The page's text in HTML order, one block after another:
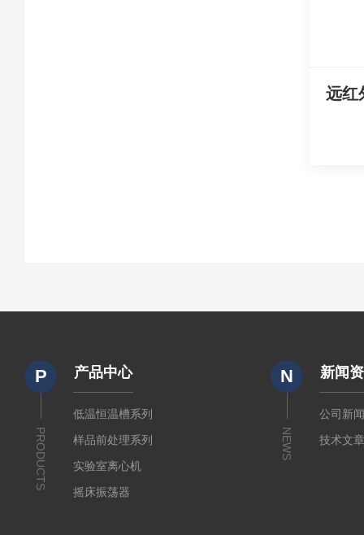
P
PRODUCTS
产品中心
低温恒温槽系列
样品前处理系列
实验室离心机
摇床振荡器
N
NEWS
新闻
公司新
技术文